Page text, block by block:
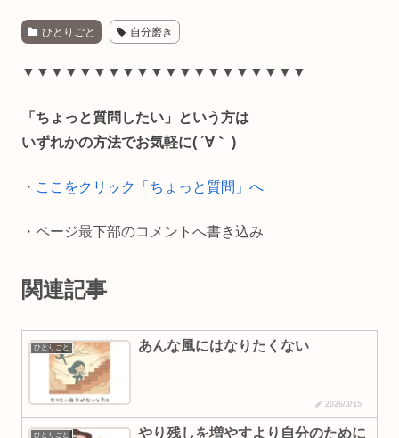
c
e
o
n
e i y
i
ひとりごと 自分磨き
▼▼▼▼▼▼▼▼▼▼▼▼▼▼▼▼▼▼▼▼
「ちょっと質問したい」という方は
いずれかの方法でお気軽に( ´∀｀ )
・ ここをクリック「ちょっと質問」へ
・ページ最下部のコメントへ書き込み
関連記事
ひとりごと あんな風にはなりたくない
2026/3/15
ひとりごと
やり残しを増やすより自分のために